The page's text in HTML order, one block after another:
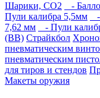
Шарики, СО2
-
Пули калибра 5,5мм
-
7,62 мм
- Пули
(BB) Страйкбол
пневматическим
пневматическим
для тиров и стендов
Макеты оружия